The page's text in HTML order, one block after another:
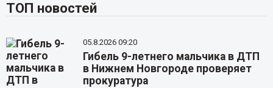
ТОП новостей
05.8.2026 09:20
Гибель 9-летнего мальчика в ДТП
в Нижнем Новгороде проверяет
прокуратура